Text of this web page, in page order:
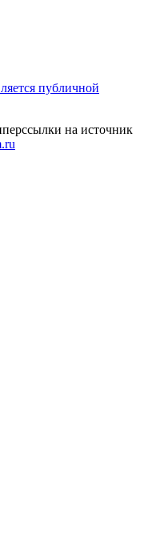
публичной
на источник